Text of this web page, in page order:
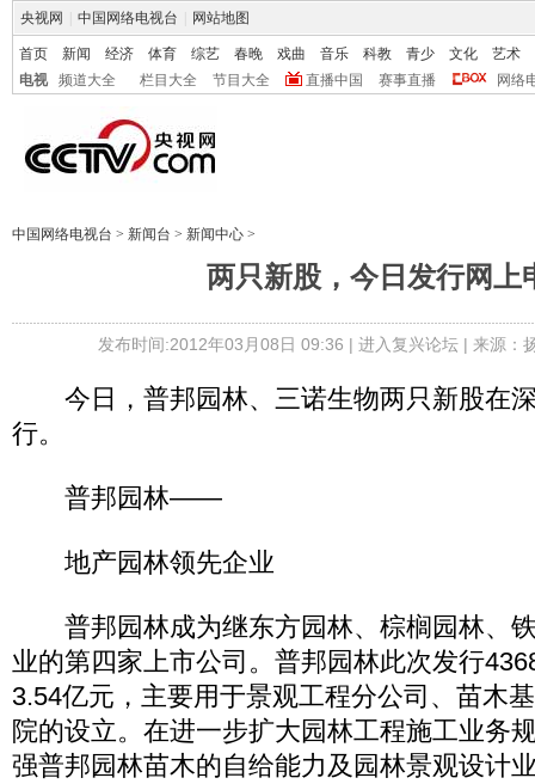
央视网 中国网络电视台 网站地图
首页 新闻 经济 体育 综艺 春晚 戏曲 音乐 科教 青少 文化
艺术
电视
频道大全 栏目大全 节目大全 直播中国 赛事直播 网络
中国网络电视台 > 新闻台 > 新闻中心 >
两只新股，今日发行网上
发布时间:2012年03月08日 09:36 | 进入复兴论坛| 来源：
今日，普邦园林、三诺生物两只新股在
行。
普邦园林——
地产园林领先企业
普邦园林成为继东方园林、棕榈园林、
业的第四家上市公司。普邦园林此次发行
3.54亿元，主要用于景观工程分公司、苗木
院的设立。在进一步扩大园林工程施工业务
强普邦园林苗木的自给能力及园林景观设计